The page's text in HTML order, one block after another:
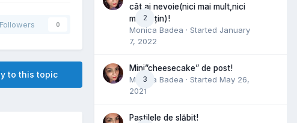
Followers 0
to this topic
2
cât ai nevoie(nici mai mult,nici
mai puțin)!
Monica Badea · Started January
7, 2022
3
Mini”cheesecake” de post!
Monica Badea · Started May 26,
2021
Pastilele de slăbit!